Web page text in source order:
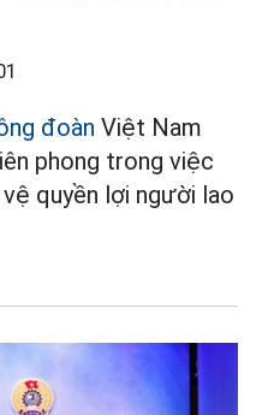
đoàn Việt Nam
phong trong việc
quyền lợi người lao